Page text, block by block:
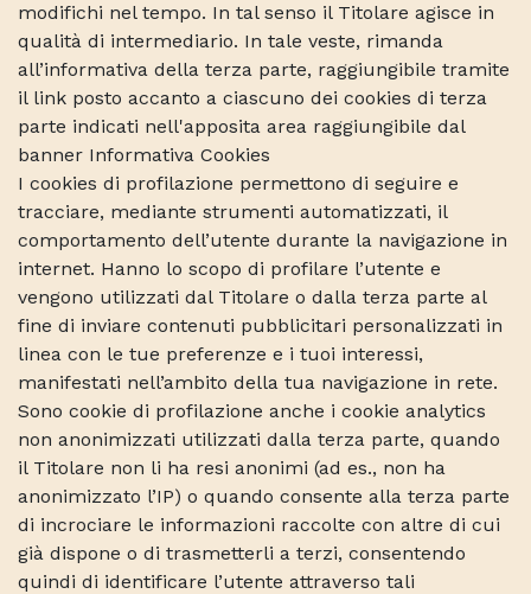
modifichi nel tempo. In tal senso il Titolare agisce in
qualità di intermediario. In tale veste, rimanda
all’informativa della terza parte, raggiungibile tramite
il link posto accanto a ciascuno dei cookies di terza
parte indicati nell'apposita area raggiungibile dal
banner Informativa Cookies
I cookies di profilazione permettono di seguire e
tracciare, mediante strumenti automatizzati, il
comportamento dell’utente durante la navigazione in
internet. Hanno lo scopo di profilare l’utente e
vengono utilizzati dal Titolare o dalla terza parte al
fine di inviare contenuti pubblicitari personalizzati in
linea con le tue preferenze e i tuoi interessi,
manifestati nell’ambito della tua navigazione in rete.
Sono cookie di profilazione anche i cookie analytics
non anonimizzati utilizzati dalla terza parte, quando
il Titolare non li ha resi anonimi (ad es., non ha
anonimizzato l’IP) o quando consente alla terza parte
di incrociare le informazioni raccolte con altre di cui
già dispone o di trasmetterli a terzi, consentendo
quindi di identificare l’utente attraverso tali